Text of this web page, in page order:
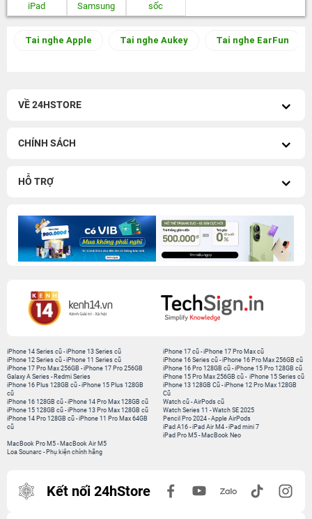
iPad
Samsung
sốc
Tai nghe Apple Tai nghe Aukey Tai nghe EarFun
VỀ 24HSTORE
CHÍNH SÁCH
HỖ TRỢ
iPhone 14 Series cũ -iPhone 13 Series cũ
iPhone 12 Series cũ -iPhone 11 Series cũ
iPhone 17 Pro Max 256GB -iPhone 17 Pro 256GB
Galaxy A Series - Redmi Series
iPhone 17 cũ -iPhone 17 Pro Max cũ
iPhone 16 Series cũ - iPhone 16 Pro Max 256GB cũ
iPhone 16 Pro 128GB cũ -iPhone 15 Pro 128GB cũ
iPhone 15 Pro Max 256GB cũ - iPhone 15 Series cũ
iPhone 16 Plus 128GB cũ -iPhone 15 Plus 128GB
cũ
iPhone 16 128GB cũ -iPhone 14 Pro Max 128GB cũ
iPhone 15 128GB cũ -iPhone 13 Pro Max 128GB cũ
iPhone 14 Pro 128GB cũ -iPhone 11 Pro Max 64GB
cũ
iPhone 13 128GB Cũ -iPhone 12 Pro Max 128GB
Cũ
Watch cũ -AirPods cũ
Watch Series 11 -Watch SE 2025
Pencil Pro 2024 -Apple AirPods
iPad A16 -iPad Air M4 -iPad mini 7
iPad Pro M5 - MacBook Neo
MacBook Pro M5 - MacBook Air M5
Loa Sounarc - Phụ kiện chính hãng
Kết nối 24hStore